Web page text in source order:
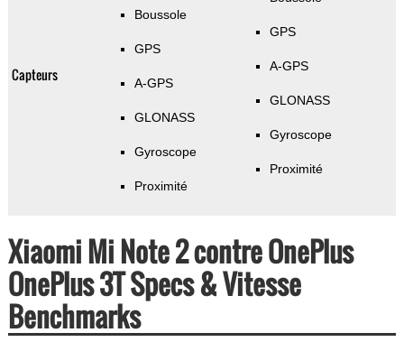
Capteurs
Boussole
GPS
A-GPS
GLONASS
Gyroscope
Proximité
GPS
A-GPS
GLONASS
Gyroscope
Proximité
Xiaomi Mi Note 2 contre OnePlus
OnePlus 3T Specs & Vitesse
Benchmarks